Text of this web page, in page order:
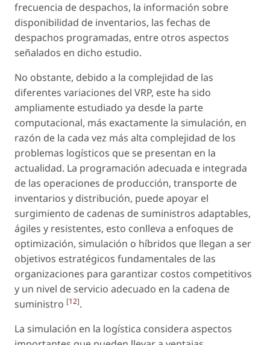
frecuencia de despachos, la información sobre
disponibilidad de inventarios, las fechas de
despachos programadas, entre otros aspectos
señalados en dicho estudio.
No obstante, debido a la complejidad de las
diferentes variaciones del VRP, este ha sido
ampliamente estudiado ya desde la parte
computacional, más exactamente la simulación, en
razón de la cada vez más alta complejidad de los
problemas logísticos que se presentan en la
actualidad. La programación adecuada e integrada
de las operaciones de producción, transporte de
inventarios y distribución, puede apoyar el
surgimiento de cadenas de suministros adaptables,
ágiles y resistentes, esto conlleva a enfoques de
optimización, simulación o híbridos que llegan a ser
objetivos estratégicos fundamentales de las
organizaciones para garantizar costos competitivos
y un nivel de servicio adecuado en la cadena de
suministro [12].
La simulación en la logística considera aspectos